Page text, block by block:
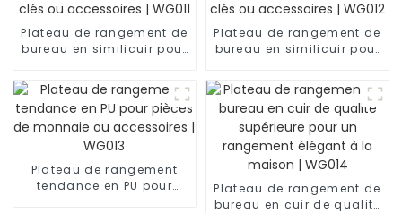
Plateau de rangement de
bureau en similicuir pour
WG011
Plateau de rangement de
bureau en similicuir pour
WG012
Plateau de rangement
tendance en PU pour
Plateau de rangement de
bureau en cuir de qualité